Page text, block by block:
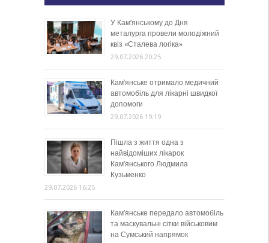
У Кам’янському до Дня
металурга провели молодіжний
квіз «Сталева логіка»
29.07.2026 20:25
Кам’янське отримало медичний
автомобіль для лікарні швидкої
допомоги
29.07.2026 19:19
Пішла з життя одна з
найвідоміших лікарок
Кам’янського Людмила
Кузьменко
29.07.2026 16:25
Кам’янське передало автомобіль
та маскувальні сітки військовим
на Сумський напрямок